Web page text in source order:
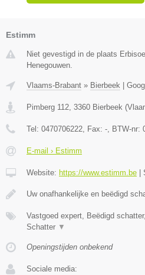
Estimm
Niet gevestigd in de plaats
Henegouwen.
Vlaams-Brabant » Bierbeek
Pimberg 112 3360 Bierbeek (
Tel: 0470706222 , Fax: - , BTW-nr:
E-mail › Estimm
Website: https://www.estimm.be
Uw onafhankelijke en beëdigd
Vastgoed expert, Beëdigd
Schatter ▼
Openingstijden onbekend
Sociale media: